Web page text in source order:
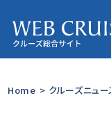
Home > クルーズニュ